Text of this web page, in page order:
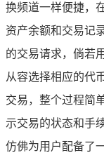
换频道一样便捷，
资产余额和交易记
的交易请求，倘若
从容选择相应的代
交易，整个过程简
示交易的状态和手
仿佛为用户配备了